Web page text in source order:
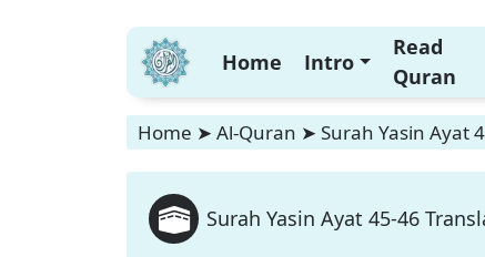
Home Intro
Read
Quran
Home ➤ Al-Quran ➤ Surah Yasin Ayat
Surah Yasin Ayat 45-46